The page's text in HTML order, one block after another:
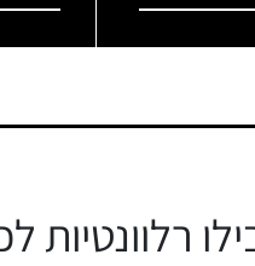
רלוונטיות